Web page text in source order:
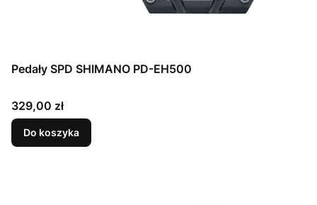
Pedały SPD SHIMANO PD-EH500
Cena
329,00 zł
Do koszyka